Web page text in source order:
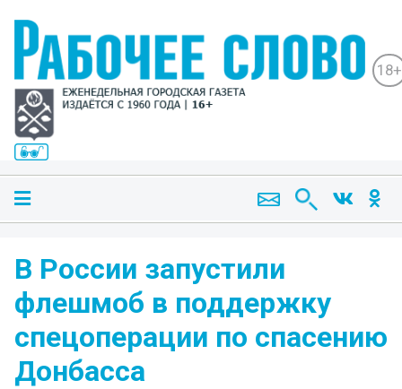
18+
В России запустили
флешмоб в поддержку
спецоперации по спасению
Донбасса